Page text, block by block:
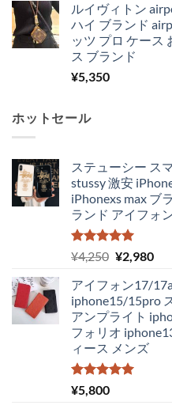
ルイヴィトン
ハイ ブランド
ッツ プロ ケース
ス ブランド
¥5,350
ホットセール
ステューシー ス
stussy 激安
iPhonexs max ブ
ランド アイフォ
5段階中
5.00
の評価
¥4,250 元
価
格
は
¥4,250
で
し
¥2,980現
の
価
格
は
アイフォン17/
iphone15/15pro
アンプライト
フォリオ
ィース メンズ
5段階中
5.00
¥5,800